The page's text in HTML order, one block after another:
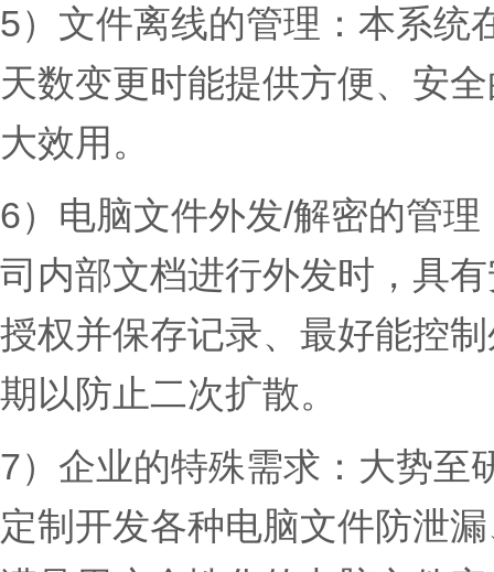
5）文件离线的管理： 本系统
天数变更时能提供方便、安
大效用。
6）电脑文件外发/解密的管理
司内部文档进行外发时，具
授权并保存记录、最好能控
期以防止二次扩散。
7）企业的特殊需求： 大势至
定制开发各种电脑文件防泄